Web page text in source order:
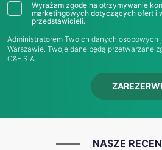
Wyrażam zgodę na otrzymywanie
marketingowych dotyczących ofert i
przedstawicieli.
Administratorem Twoich danych osobowych
Warszawie. Twoje dane będą przetwarzane
C&F S.A.
NASZE